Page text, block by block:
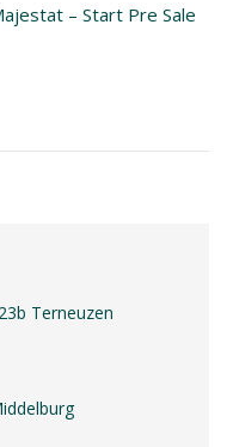
– Start Pre Sale
Terneuzen